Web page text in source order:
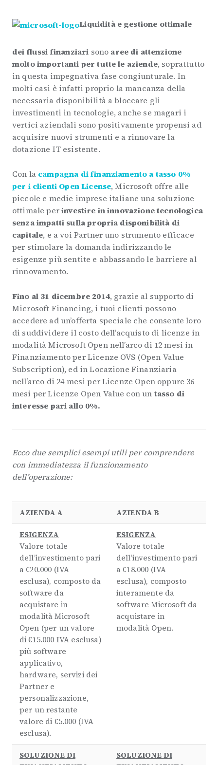
Liquidità e gestione ottimale
dei flussi finanziari sono aree di attenzione
molto importanti per tutte le aziende, soprattutto
in questa impegnativa fase congiunturale. In
molti casi è infatti proprio la mancanza della
necessaria disponibilità a bloccare gli
investimenti in tecnologie, anche se magari i
vertici aziendali sono positivamente propensi ad
acquisire nuovi strumenti e a rinnovare la
dotazione IT esistente.
Con la campagna di finanziamento a tasso 0%
per i clienti Open License, Microsoft offre alle
piccole e medie imprese italiane una soluzione
ottimale perinvestire in innovazione tecnologica
senza impatti sulla propria disponibilità di
capitale, e a voi Partner uno strumento efficace
per stimolare la domanda indirizzando le
esigenze più sentite e abbassando le barriere al
rinnovamento.
Fino al 31 dicembre 2014, grazie al supporto di
Microsoft Financing, i tuoi clienti possono
accedere ad un’offerta speciale che consente loro
di suddividere il costo dell’acquisto di licenze in
modalità Microsoft Open nell’arco di 12 mesi in
Finanziamento per Licenze OVS (Open Value
Subscription), ed in Locazione Finanziaria
nell’arco di 24 mesi per Licenze Open oppure 36
mesi per Licenze Open Value con un tasso di
interesse pari allo 0%.
Ecco due semplici esempi utili per comprendere
con immediatezza il funzionamento
dell’operazione:
AZIENDA A AZIENDA B
ESIGENZA
Valore totale
dell’investimento pari
a €20.000 (IVA
esclusa), composto da
software da
acquistare in
modalità Microsoft
Open (per un valore
di €15.000 IVA esclusa)
più software
applicativo,
hardware, servizi dei
Partner e
personalizzazione,
per un restante
valore di €5.000 (IVA
esclusa).
ESIGENZA
Valore totale
dell’investimento pari
a €18.000 (IVA
esclusa), composto
interamente da
software Microsoft da
acquistare in
modalità Open.
SOLUZIONE DI
SOLUZIONE DI